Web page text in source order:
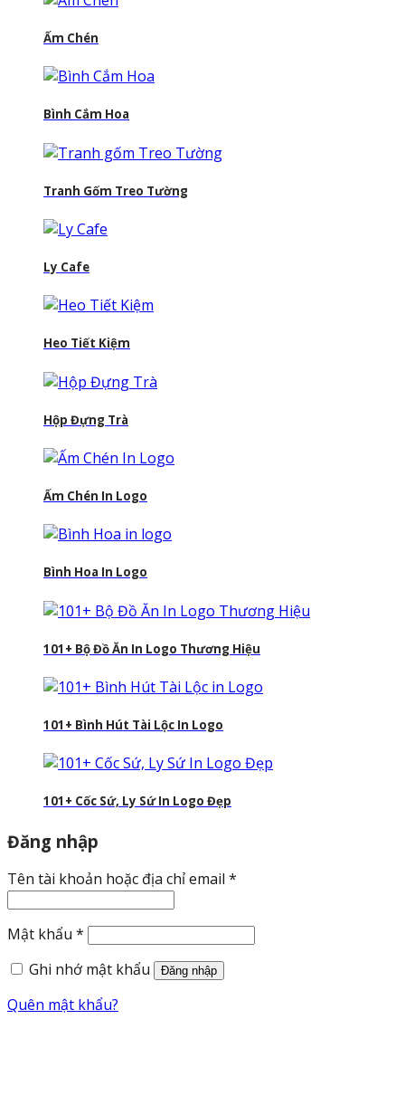
Ấm Chén
Bình Cắm Hoa
Tranh Gốm Treo Tường
Ly Cafe
Heo Tiết Kiệm
Hộp Đựng Trà
Ấm Chén In Logo
Bình Hoa In Logo
101+ Bộ Đồ Ăn In Logo Thương Hiệu
101+ Bình Hút Tài Lộc In Logo
101+ Cốc Sứ, Ly Sứ In Logo Đẹp
Đăng nhập
Tên tài khoản hoặc địa chỉ email *
Mật khẩu * Bắt
Ghi nhớ mật khẩu
Đăng nhập
Quên mật khẩu?